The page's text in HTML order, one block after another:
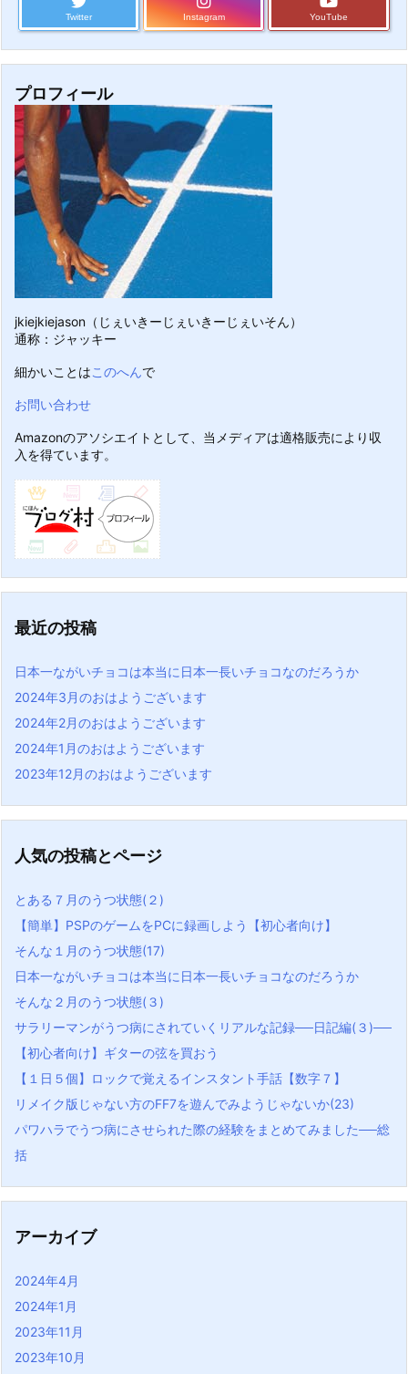
Twitter Instagram YouTube
プロフィール
jkiejkiejason（じぇいきーじぇいきーじぇいそん）
通称：ジャッキー
細かいことはこのへんで
お問い合わせ
Amazonのアソシエイトとして、当メディアは適格販売により収
入を得ています。
最近の投稿
日本一ながいチョコは本当に日本一長いチョコなのだろうか
2024年3月のおはようございます
2024年2月のおはようございます
2024年1月のおはようございます
2023年12月のおはようございます
人気の投稿とページ
とある７月のうつ状態(２)
【簡単】PSPのゲームをPCに録画しよう【初心者向け】
そんな１月のうつ状態(17)
日本一ながいチョコは本当に日本一長いチョコなのだろうか
そんな２月のうつ状態(３)
サラリーマンがうつ病にされていくリアルな記録──日記編(３)──
【初心者向け】ギターの弦を買おう
【１日５個】ロックで覚えるインスタント手話【数字７】
リメイク版じゃない方のFF7を遊んでみようじゃないか(23)
パワハラでうつ病にさせられた際の経験をまとめてみました──総
括
アーカイブ
2024年4月
2024年1月
2023年11月
2023年10月